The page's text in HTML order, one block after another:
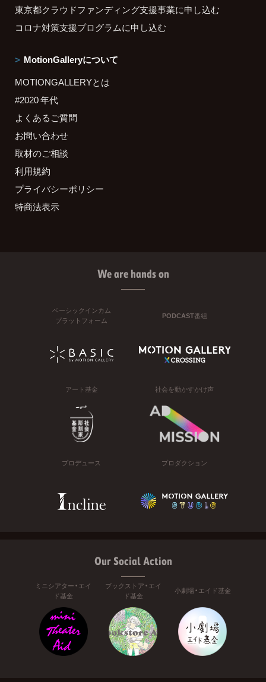
東京都クラウドファンディング支援事業に申し込む
コロナ対策支援プログラムに申し込む
MotionGalleryについて
MOTIONGALLERYとは
#2020 年代
よくあるご質問
お問い合わせ
取材のご相談
利用規約
プライバシーポリシー
特商法表示
We are hands on
ベーシックインカム
プラットフォーム
PODCAST番組
アート基金 社会を動かすかけ声
プロデュース プロダクション
Our Social Action
ミニシアター・エイ
ド基金
ブックストア・エイ
ド基金
小劇場・エイド基金